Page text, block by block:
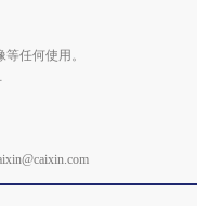
任何使用。